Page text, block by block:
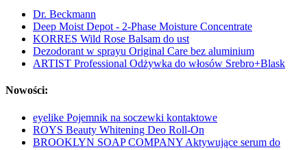
Dr. Beckmann
Deep Moist Depot - 2-Phase Moisture Concentrate
KORRES Wild Rose Balsam do ust
Dezodorant w sprayu Original Care bez aluminium
ARTIST Professional Odżywka do włosów Srebro+Blask
Nowości:
eyelike Pojemnik na soczewki kontaktowe
ROYS Beauty Whitening Deo Roll-On
BROOKLYN SOAP COMPANY Aktywujące serum do